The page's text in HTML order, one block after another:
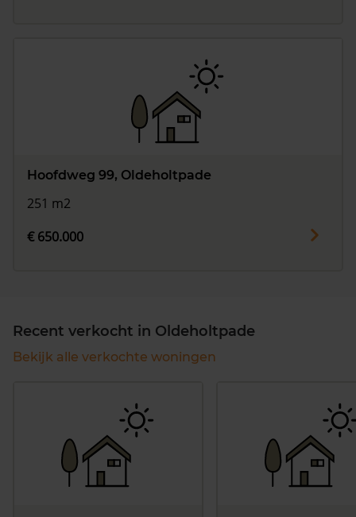
Hoofdweg 99, Oldeholtpade
251 m2
€ 650.000
Recent verkocht in Oldeholtpade
Bekijk alle verkochte woningen